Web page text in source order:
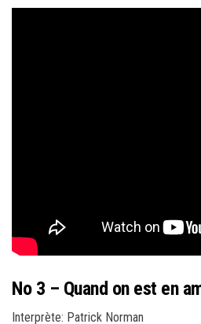
No 3 – Quand on est en
Interprète: Patrick Norman